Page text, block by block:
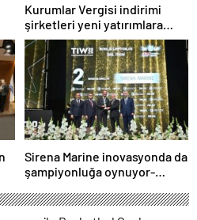
Kurumlar Vergisi indirimi
şirketleri yeni yatırımlara
yönlendirecek
Sirena Marine inovasyonda da
şampiyonluğa oynuyor-